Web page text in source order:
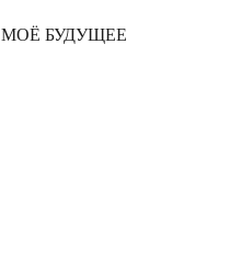
БУДУЩЕЕ